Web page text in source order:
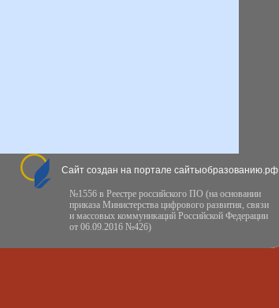
Сайт создан на портале сайтыобразованию.рф
№1556 в Реестре российского ПО (на основании
приказа Министерства цифрового развития, связи
и массовых коммуникаций Российской Федерации
от 06.09.2016 №426)